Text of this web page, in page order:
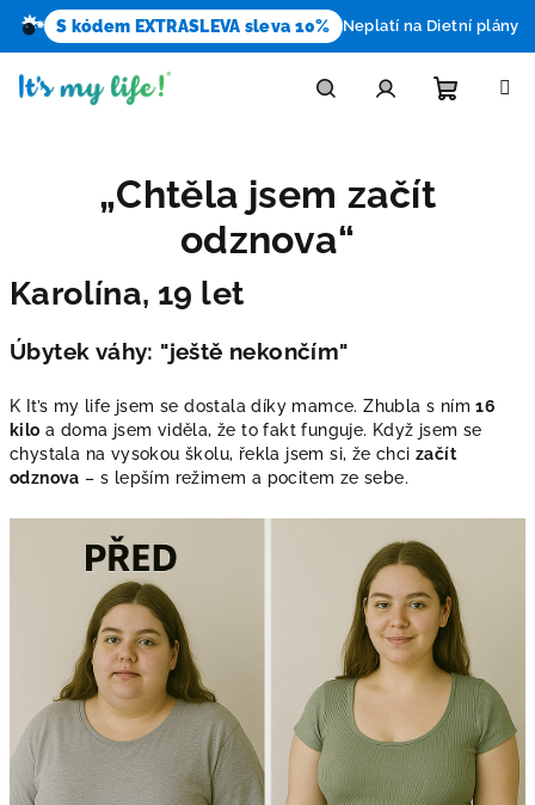
S kódem EXTRASLEVA sleva 10% Neplatí na Dietní plány
„Chtěla jsem začít
odznova“
Karolína, 19 let
Úbytek váhy: "ještě nekončím"
K It’s my life jsem se dostala díky mamce. Zhubla s ním16
kilo a doma jsem viděla, že to fakt funguje. Když jsem se
chystala na vysokou školu, řekla jsem si, že chci začít
odznova – s lepším režimem a pocitem ze sebe.